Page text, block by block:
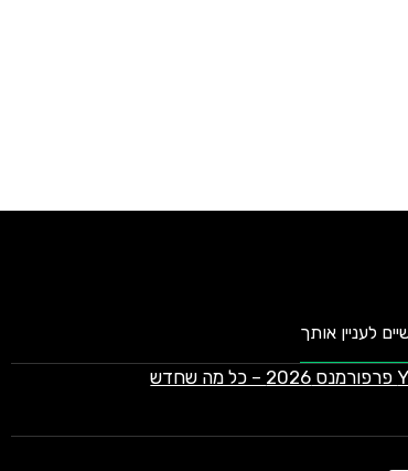
לעניין אותך
טסלה מודל Y פרפורמנס 2026 – כל מה שחדש